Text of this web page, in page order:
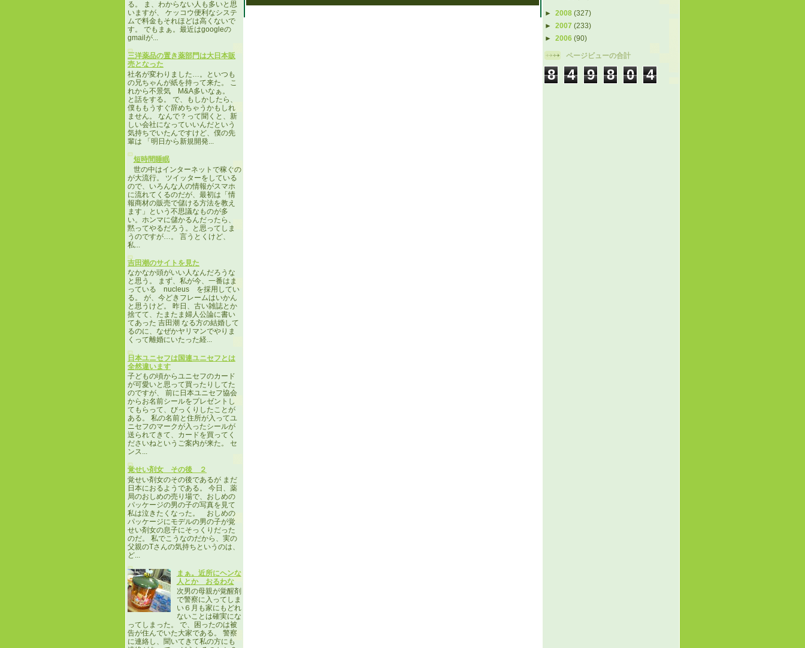
る。 ま、わからない人も多いと思
いますが、 ケッコウ便利なシステ
ムで料金もそれほどは高くないで
す。 でもまぁ。最近はgoogleの
gmailが...
三洋薬品の置き薬部門は大日本販
売となった
社名が変わりました…。といつも
の兄ちゃんが紙を持って来た。 こ
れから不景気 M&A多いなぁ。
と話をする。 で、もしかしたら、
僕ももうすぐ辞めちゃうかもしれ
ません。 なんで？って聞くと、新
しい会社になっていいんだという
気持ちでいたんですけど、僕の先
輩は 「明日から新規開発...
短時間睡眠
世の中はインターネットで稼ぐの
が大流行。 ツイッターをしている
ので、いろんな人の情報がスマホ
に流れてくるのだが、最初は「情
報商材の販売で儲ける方法を教え
ます」という不思議なものが多
い。ホンマに儲かるんだったら、
黙ってやるだろう。と思ってしま
うのですが…。 言うとくけど、
私...
吉田潮のサイトを見た
なかなか頭がいい人なんだろうな
と思う。 まず、私が今、一番はま
っている nucleus を採用してい
る。 が、今どきフレームはいかん
と思うけど。 昨日、古い雑誌とか
捨てて、たまたま婦人公論に書い
てあった 吉田潮 なる方の結婚して
るのに、なぜかヤリマンでやりま
くって離婚にいたった経...
日本ユニセフは国連ユニセフとは
全然違います
子どもの頃からユニセフのカード
が可愛いと思って買ったりしてた
のですが、 前に日本ユニセフ協会
からお名前シールをプレゼントし
てもらって、びっくりしたことが
ある。 私の名前と住所が入ってユ
ニセフのマークが入ったシールが
送られてきて、カードを買ってく
ださいねというご案内が来た。 セ
ンス...
覚せい剤女 その後 ２
覚せい剤女のその後であるが まだ
日本におるようである。 今日、薬
局のおしめの売り場で、おしめの
パッケージの男の子の写真を見て
私は泣きたくなった。 おしめの
パッケージにモデルの男の子が覚
せい剤女の息子にそっくりだった
のだ。 私でこうなのだから、実の
父親のTさんの気持ちというのは、
ど...
まぁ。近所にヘンな
人とか おるわな
次男の母親が覚醒剤
で警察に入ってしま
い６月も家にもどれ
ないことは確実にな
ってしまった。 で、困ったのは被
告が住んでいた大家である。 警察
に連絡し、聞いてきて私の方にも
► 2008 (327)
► 2007 (233)
► 2006 (90)
ページビューの合計
8 4 9 8 0 4